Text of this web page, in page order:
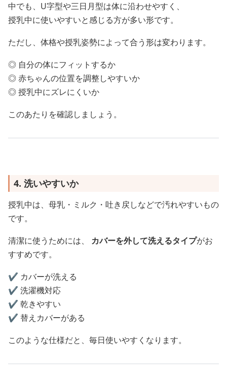
中でも、U字型や三日月型は体に沿わせやすく、
授乳中に使いやすいと感じる方が多い形です。
ただし、体格や授乳姿勢によって合う形は変わります。
◎ 自分の体にフィットするか
◎ 赤ちゃんの位置を調整しやすいか
◎ 授乳中にズレにくいか
このあたりを確認しましょう。
4. 洗いやすいか
授乳中は、母乳・ミルク・吐き戻しなどで汚れやすいもの
です。
清潔に使うためには、 カバーを外して洗えるタイプがお
すすめです。
✔️ カバーが洗える
✔️ 洗濯機対応
✔️ 乾きやすい
✔️ 替えカバーがある
このような仕様だと、毎日使いやすくなります。